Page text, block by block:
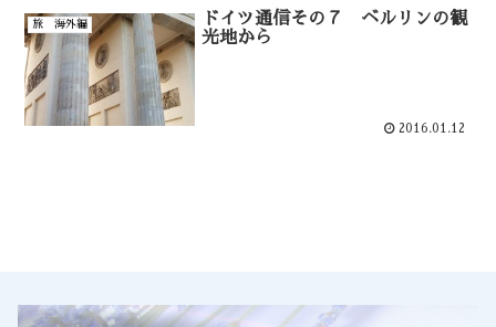
旅 海外編
ドイツ通信その７ ベルリンの観
光地から
2016.01.12